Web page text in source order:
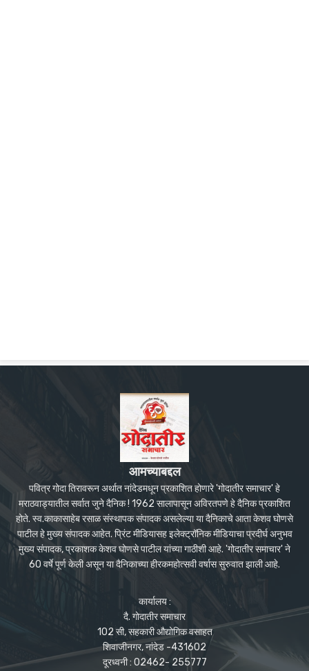
आमच्याबद्दल
पवित्र गोदा तिरावरून अर्थात नांदेडमधून प्रकाशित होणारे 'गोदातीर समाचार' हे
मराठवाड्यातील सर्वात जुने दैनिक ! 1962 सालापासून अविरतपणे हे दैनिक प्रकाशित
होते. स्व.काकासाहेब रसाळ संस्थापक संपादक असलेल्या या दैनिकाचे आता केशव घोणसे
पाटील हे मुख्य संपादक आहेत. प्रिंट मीडियासह इलेक्ट्रॉनिक मीडियाचा प्रदीर्घ अनुभव
मुख्य संपादक, प्रकाशक केशव घोणसे पाटील यांच्या गाठीशी आहे. 'गोदातीर समाचार' ने
60 वर्षे पूर्ण केली असून या दैनिकाच्या हीरकमहोत्सवी वर्षास सुरुवात झाली आहे.
कार्यालय :
दै. गोदातीर समाचार
102 सी, सहकारी औद्योगिक वसाहत
शिवाजीनगर, नांदेड -431602
दूरध्वनी : 02462- 255777